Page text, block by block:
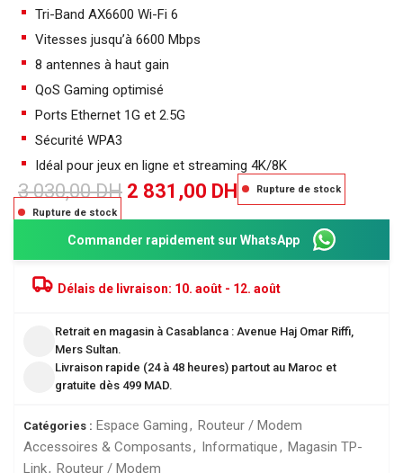
Tri-Band AX6600 Wi-Fi 6
Vitesses jusqu’à 6600 Mbps
8 antennes à haut gain
QoS Gaming optimisé
Ports Ethernet 1G et 2.5G
Sécurité WPA3
Idéal pour jeux en ligne et streaming 4K/8K
3 030,00DH 2 831,00 DH
Rupture de stock
Rupture de stock
Commander rapidement sur WhatsApp
Délais de livraison: 10. août - 12. août
Retrait en magasin à Casablanca : Avenue Haj Omar Riffi,
Mers Sultan.
Livraison rapide (24 à 48 heures) partout au Maroc et
gratuite dès 499 MAD.
Catégories : Espace Gaming, Routeur / Modem
Accessoires & Composants, Informatique, Magasin TP-
Link, Routeur / Modem